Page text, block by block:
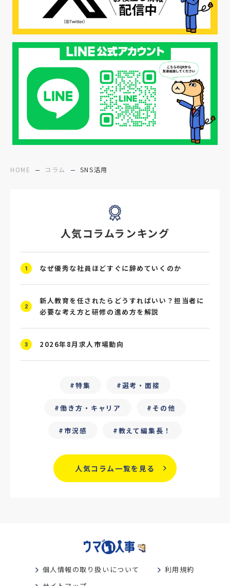
HOME コラム SNS活用
#エシカル採用 #エシカル就活
#メンタルヘルス #年間採用計画
#年間採用 #応募数の増やし方 #26卒
#27採用プレ #高校生採用
#面接フィードバック #不法就労
#障害者雇用 #メリット #ベネフィット
#医療福祉介護 #業界動向 #採用力
#求人広告
#スクラム採用 #転職イベント #転職フェア
#賃上げ #人事数珠繋ぎ
#4P分析 #競合他社 #タレントプール
#ChatGPT #タイパ
#フリーランス保護新法 #デイワーク
#雇用型ギグワーク #面接
#人材の見極め方 #面接評価シート
#戦略人事 #業界別
#働き方改革 #労務 #リーダーシップ
#GPA #学歴フィルター
#離職防止策 #新人教育 #性格別
人気コラムランキング
1 なぜ優秀な社員ほどすぐに辞めていくのか
2
新人教育を任されたらどうすればいい？担当者に
必要な考え方と研修の進め方を解説
3 2026年8月求人市場動向
特集 選考・面接
働き方・キャリア その他
市況感 教えて編集長！
人気コラム一覧を見る
個人情報の取り扱いについて
利用規約